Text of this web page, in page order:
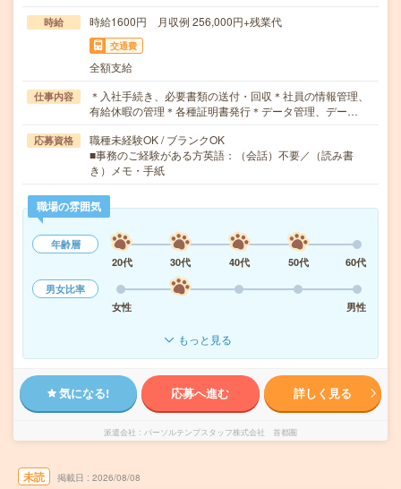
時給 時給1600円 月収例 256,000円+残業代
交通費
全額支給
仕事内容
＊入社手続き、必要書類の送付・回収＊社員の情報管理、
有給休暇の管理＊各種証明書発行＊データ管理、デー…
応募資格
職種未経験OK / ブランクOK
■事務のご経験がある方英語：（会話）不要／（読み書
き）メモ・手紙
職場の雰囲気
年齢層
20代
30代 40代 50代
60代
男女比率
女性
男性
もっと見る
気になる! 応募へ進む 詳しく見る
派遣会社 パーソルテンプスタッフ株式会社 首都圏
未読 掲載日 2026/08/08